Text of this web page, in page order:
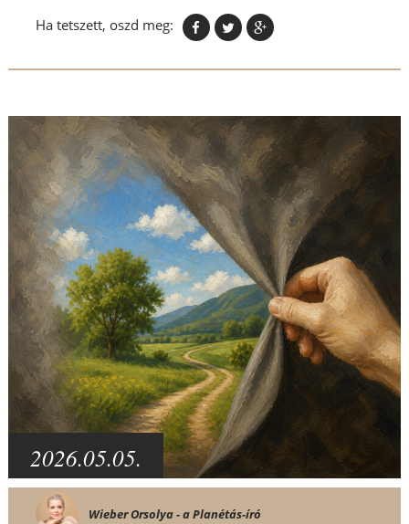
Ha tetszett, oszd meg:
2026.05.05.
Wieber Orsolya - a Planétás-író